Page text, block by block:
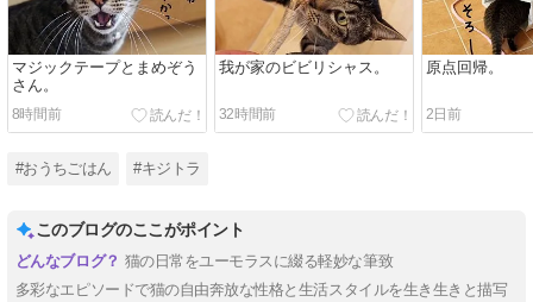
マジックテープとまめぞう
さん。
8時間前
我が家のビビリシャス。
32時間前
原点回帰。
2日前
#おうちごはん #キジトラ
このブログのここがポイント
猫の日常をユーモラスに綴る軽妙な筆致
多彩なエピソードで猫の自由奔放な性格と生活スタイルを生き生きと描写